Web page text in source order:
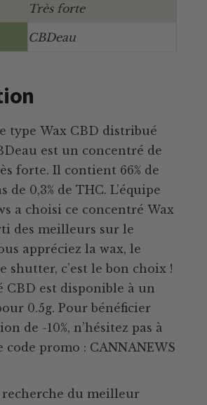
Très forte
CBDeau
type Wax CBD distribué
est un concentré de
forte. Il contient 66% de
de 0,3% de THC. L’équipe
a choisi ce concentré Wax
des meilleurs sur le
appréciez la wax, le
shutter, c’est le bon choix !
CBD est disponible à un
0.5g. Pour bénéficier
de -10%, n’hésitez pas à
promo : CANNANEWS
recherche du meilleur